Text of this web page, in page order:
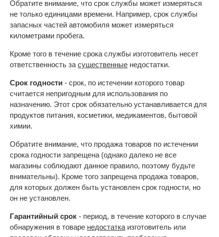
Обратите внимание, что срок службы может измеряться
не только единицами времени. Например, срок службы
запасных частей автомобиля может измеряться
километрами пробега.
Кроме того в течение срока службы изготовитель несет
ответственность за существенные недостатки.
Срок годности - срок, по истечении которого товар
считается непригодным для использования по
назначению. Этот срок обязательно устанавливается для
продуктов питания, косметики, медикаментов, бытовой
химии.
Обратите внимание, что продажа товаров по истечении
срока годности запрещена (однако далеко не все
магазины соблюдают данное правило, поэтому будьте
внимательны). Кроме того запрещена продажа товаров,
для которых должен быть установлен срок годности, но
он не установлен.
Гарантийный срок - период, в течение которого в случае
обнаружения в товаре недостатка изготовитель или